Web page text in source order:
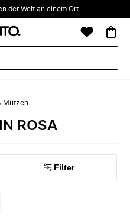
der Welt an einem Ort
Mützen
ROSA
Filter